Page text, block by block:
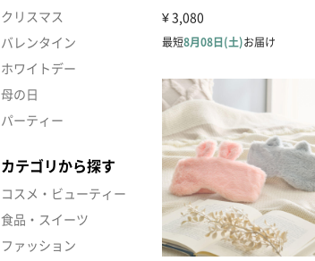
クリスマス
バレンタイン
ホワイトデー
母の日
パーティー
カテゴリから探す
コスメ・ビューティー
食品・スイーツ
ファッション